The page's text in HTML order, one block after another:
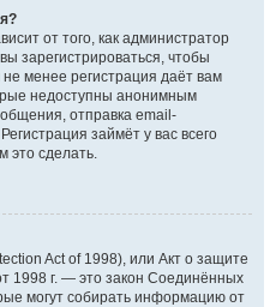
от того, как администратор
зарегистрироваться, чтобы
менее регистрация даёт вам
недоступны анонимным
отправка email-
займёт у вас всего
это сделать.
Act of 1998), или Акт о защите
1998 г. — это закон Соединённых
могут собирать информацию от